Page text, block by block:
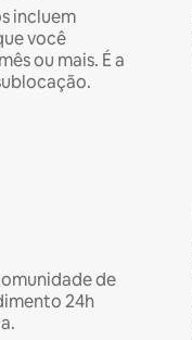
incluem
você
ou mais. É a
de
24h